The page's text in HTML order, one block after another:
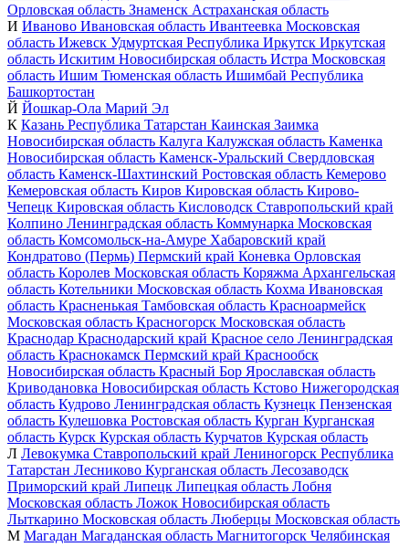
Орловская область Знаменск Астраханская область
И Иваново Ивановская область Ивантеевка Московская
область Ижевск Удмуртская Республика Иркутск Иркутская
область Искитим Новосибирская область Истра Московская
область Ишим Тюменская область Ишимбай Республика
Башкортостан
Й Йошкар-Ола Марий Эл
К Казань Республика Татарстан Каинская Заимка
Новосибирская область Калуга Калужская область Каменка
Новосибирская область Каменск-Уральский Свердловская
область Каменск-Шахтинский Ростовская область Кемерово
Кемеровская область Киров Кировская область Кирово-
Чепецк Кировская область Кисловодск Ставропольский край
Колпино Ленинградская область Коммунарка Московская
область Комсомольск-на-Амуре Хабаровский край
Кондратово (Пермь) Пермский край Коневка Орловская
область Королев Московская область Коряжма Архангельская
область Котельники Московская область Кохма Ивановская
область Красненькая Тамбовская область Красноармейск
Московская область Красногорск Московская область
Краснодар Краснодарский край Красное село Ленинградская
область Краснокамск Пермский край Краснообск
Новосибирская область Красный Бор Ярославская область
Криводановка Новосибирская область Кстово Нижегородская
область Кудрово Ленинградская область Кузнецк Пензенская
область Кулешовка Ростовская область Курган Курганская
область Курск Курская область Курчатов Курская область
Л Левокумка Ставропольский край Лениногорск Республика
Татарстан Лесниково Курганская область Лесозаводск
Приморский край Липецк Липецкая область Лобня
Московская область Ложок Новосибирская область
Лыткарино Московская область Люберцы Московская область
М Магадан Магаданская область Магнитогорск Челябинская